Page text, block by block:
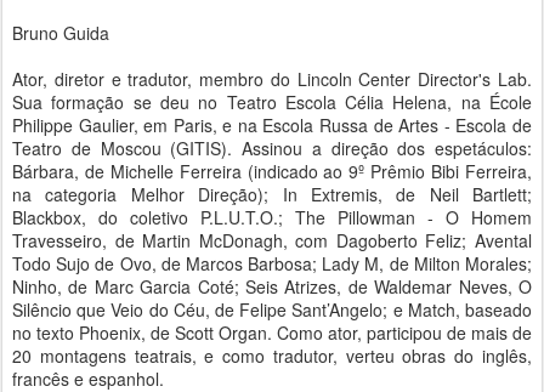
Bruno Guida
Ator, diretor e tradutor, membro do Lincoln Center Director's Lab.
Sua formação se deu no Teatro Escola Célia Helena, na École
Philippe Gaulier, em Paris, e na Escola Russa de Artes - Escola de
Teatro de Moscou (GITIS). Assinou a direção dos espetáculos:
Bárbara, de Michelle Ferreira (indicado ao 9º Prêmio Bibi Ferreira,
na categoria Melhor Direção); In Extremis, de Neil Bartlett;
Blackbox, do coletivo P.L.U.T.O.; The Pillowman - O Homem
Travesseiro, de Martin McDonagh, com Dagoberto Feliz; Avental
Todo Sujo de Ovo, de Marcos Barbosa; Lady M, de Milton Morales;
Ninho, de Marc Garcia Coté; Seis Atrizes, de Waldemar Neves, O
Silêncio que Veio do Céu, de Felipe Sant’Angelo; e Match, baseado
no texto Phoenix, de Scott Organ. Como ator, participou de mais de
20 montagens teatrais, e como tradutor, verteu obras do inglês,
francês e espanhol.